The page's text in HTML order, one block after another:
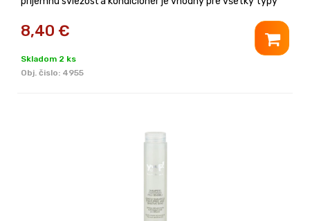
8,40 €
Skladom 2 ks
Obj. čislo: 4955